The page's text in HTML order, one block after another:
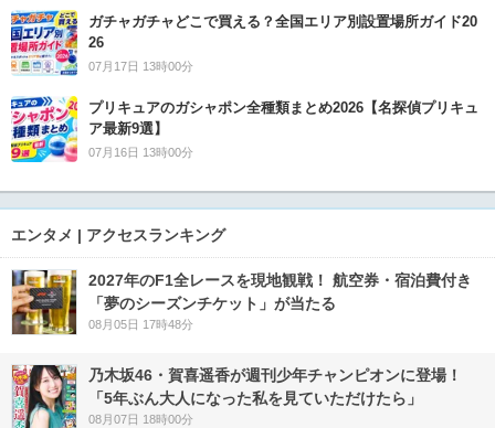
ガチャガチャどこで買える？全国エリア別設置場所ガイド20
26
07月17日 13時00分
プリキュアのガシャポン全種類まとめ2026【名探偵プリキュ
ア最新9選】
07月16日 13時00分
エンタメ | アクセスランキング
2027年のF1全レースを現地観戦！ 航空券・宿泊費付き
「夢のシーズンチケット」が当たる
08月05日 17時48分
乃木坂46・賀喜遥香が週刊少年チャンピオンに登場！
「5年ぶん大人になった私を見ていただけたら」
08月07日 18時00分